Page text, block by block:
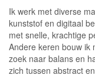
Ik werk met diverse
kunststof en digitaal
met snelle, krachtige
Andere keren bouw ik
zoek naar balans en
zich tussen abstract